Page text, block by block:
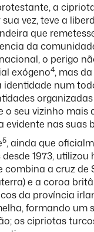
a
vez, teve a
que
da
o perigo
exógeno4, mas
identidade num
o seu vizinho mais
evidente nas suas
5, ainda que
1973,
a cruz de
e a coroa
da província
formando um
os cipriotas